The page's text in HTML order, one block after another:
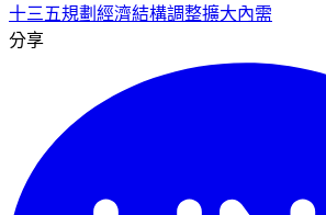
十三五規劃 經濟結構調整擴大內需
分享